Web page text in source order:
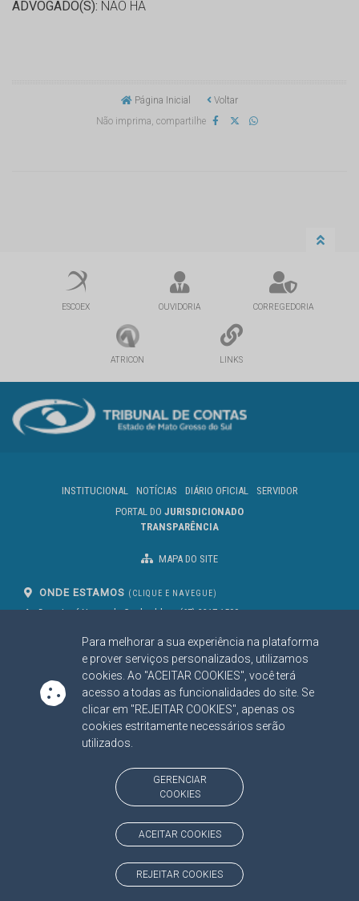
Para melhorar a sua experiência na plataforma
e prover serviços personalizados, utilizamos
cookies. Ao "ACEITAR COOKIES", você terá
acesso a todas as funcionalidades do site. Se
clicar em "REJEITAR COOKIES", apenas os
cookies estritamente necessários serão
utilizados.
GERENCIAR
COOKIES
ACEITAR COOKIES
REJEITAR COOKIES
ADVOGADO(S): NÃO HÁ
Página Inicial
Voltar
Não imprima, compartilhe
ESCOEX OUVIDORIA CORREGEDORIA
ATRICON LINKS
INSTITUCIONAL NOTÍCIAS DIÁRIO OFICIAL
SERVIDOR
PORTAL DO JURISDICIONADO
TRANSPARÊNCIA
MAPA DO SITE
ONDE ESTAMOS (CLIQUE E NAVEGUE)
Av. Des. José Nunes da Cunha, bloco
Campo Grande/MS
CEP: 79031-310
(67) 3317-1500
SIGA NOSSAS REDES SOCIAIS
Linked InYoutube
Facebook
X
BAIXE NOSSO APLICATIVO
https://www.tce.ms.gov.br